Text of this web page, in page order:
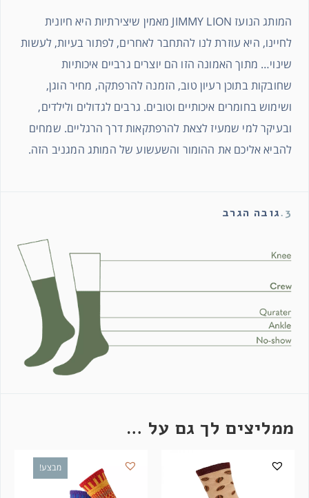
המותג הנועז JIMMY LION מאמין שיצירתיות היא חיונית
לחיינו, היא עוזרת לנו להתחבר לאחרים, לפתור בעיות, לעשות
שינוי… מתוך האמונה הזו הם יוצרים גרביים איכותיות
שחובקות בתוכן רעיון טוב, הזמנה להרפתקה, מחיר הוגן,
ושימוש בחומרים איכותיים וטובים. גרבים לגדולים ולילדים,
ובעיקר למי שמעיז לצאת להרפתקאות דרך הרגליים. שמחים
להביא אליכם את ההומור והשעשוע של המותג המגניב הזה.
3. גובה הגרב
ממליצים לך גם על …
מבצע!